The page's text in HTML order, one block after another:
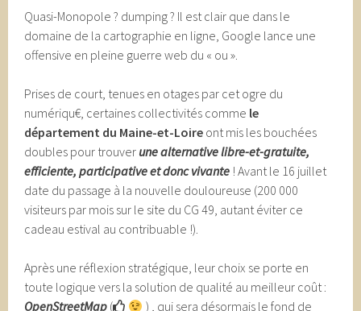
Quasi-Monopole ? dumping ? Il est clair que dans le
domaine de la cartographie en ligne, Google lance une
offensive en pleine guerre web du « ou ».
Prises de court, tenues en otages par cet ogre du
numériqu€, certaines collectivités comme le
département du Maine-et-Loire ont mis les bouchées
doubles pour trouver une alternative libre-et-gratuite,
efficiente, participative et donc vivante ! Avant le 16 juillet
date du passage à la nouvelle douloureuse (200 000
visiteurs par mois sur le site du CG 49, autant éviter ce
cadeau estival au contribuable !).
Après une réflexion stratégique, leur choix se porte en
toute logique vers la solution de qualité au meilleur coût :
OpenStreetMap (
) , qui sera désormais le fond de